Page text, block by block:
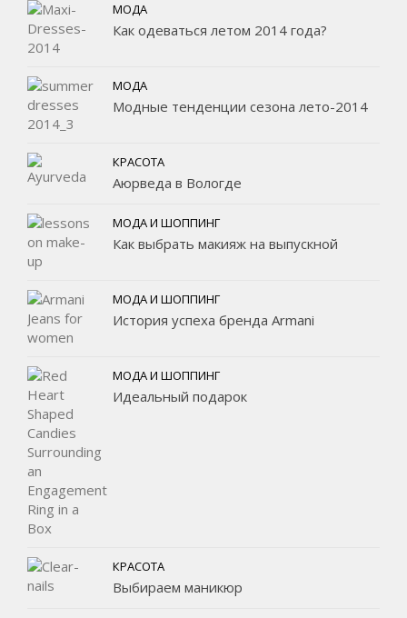
МОДА
Как одеваться летом 2014 года?
МОДА
Модные тенденции сезона лето-2014
КРАСОТА
Аюрведа в Вологде
МОДА И ШОППИНГ
Как выбрать макияж на выпускной
МОДА И ШОППИНГ
История успеха бренда Armani
МОДА И ШОППИНГ
Идеальный подарок
КРАСОТА
Выбираем маникюр